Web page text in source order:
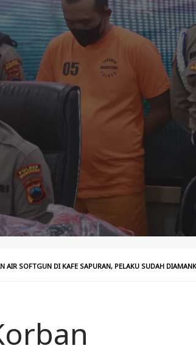
AIR SOFTGUN DI KAFE SAPURAN, PELAKU SUDAH